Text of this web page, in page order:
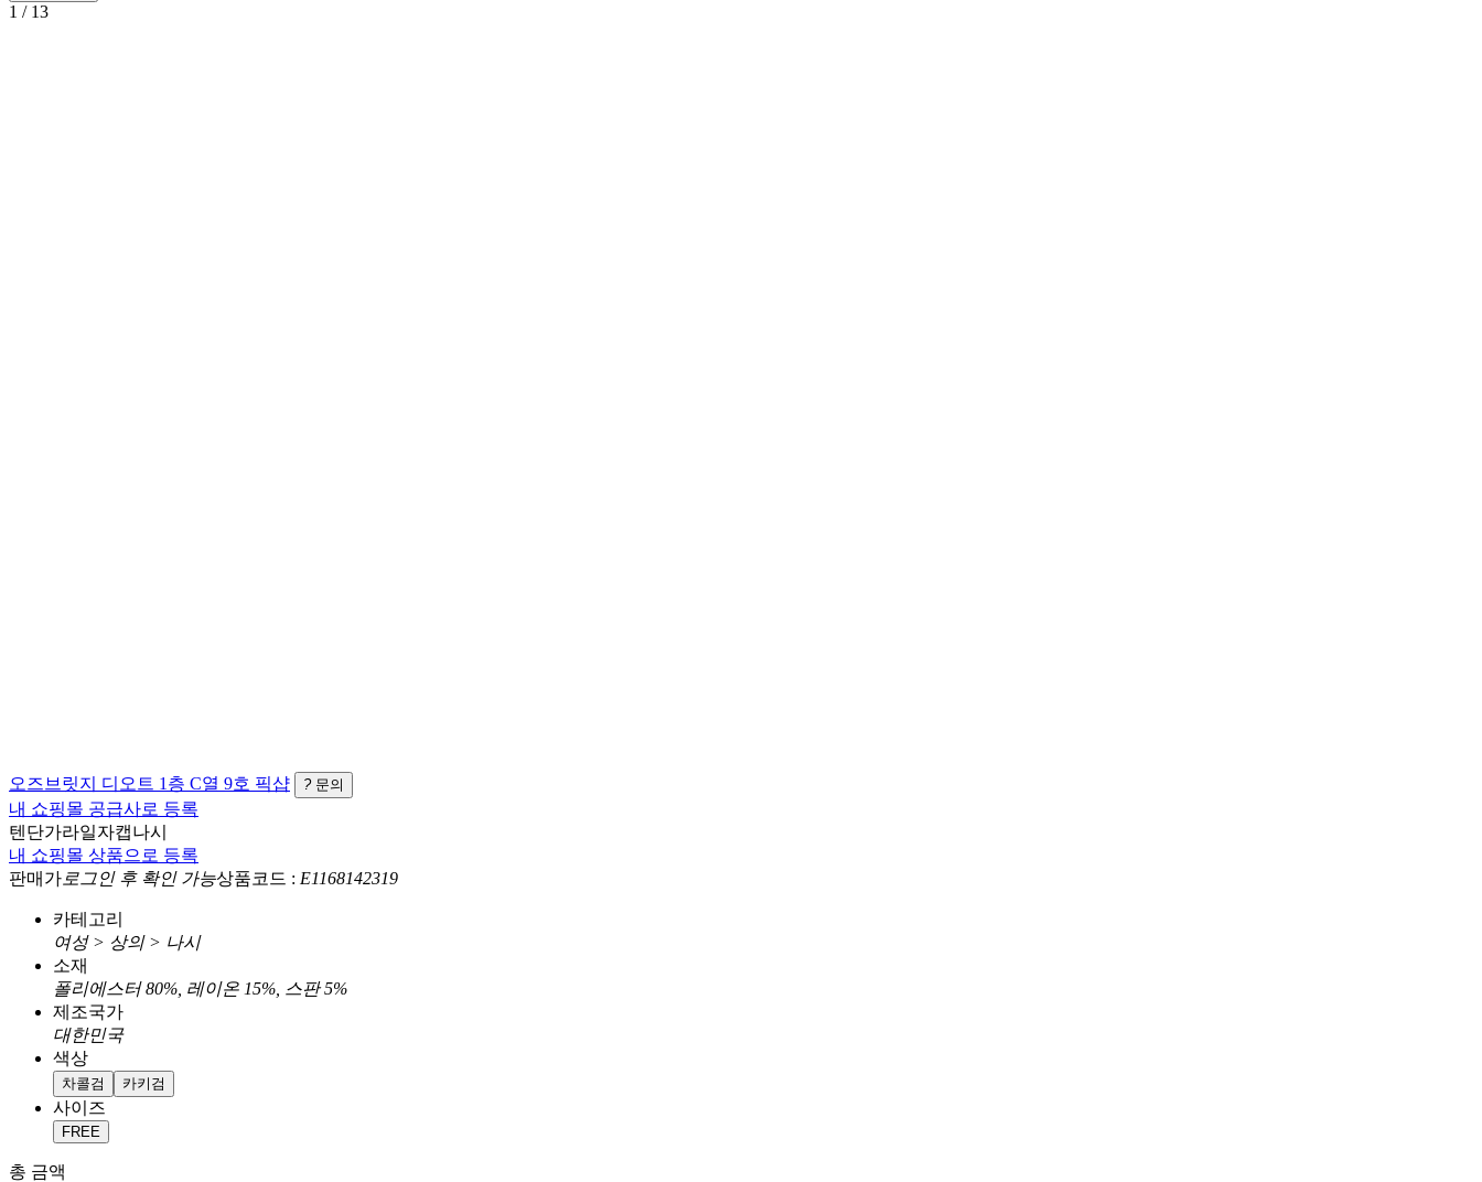
1 / 13
오즈브릿지 디오트 1층 C열 9호 픽샵 ? 문의
내 쇼핑몰 공급사로 등록
텐단가라일자캡나시
내 쇼핑몰 상품으로 등록
판매가 로그인 후 확인 가능상품코드 : E1168142319
카테고리
여성 > 상의 > 나시
소재
폴리에스터 80%, 레이온 15%, 스판 5%
제조국가
대한민국
색상
차콜검 카키검
사이즈
FREE
총 금액